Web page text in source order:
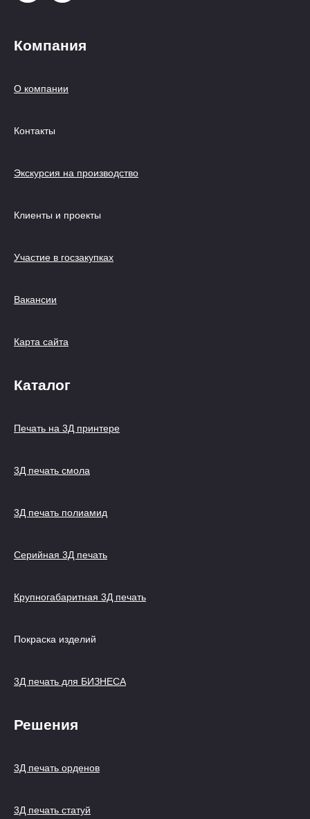
Компания
О компании
Контакты
Экскурсия на производство
Клиенты и проекты
Участие в госзакупках
Вакансии
Карта сайта
Каталог
Печать на 3Д принтере
3Д печать смола
3Д печать полиамид
Серийная 3Д печать
Крупногабаритная 3Д печать
Покраска изделий
3Д печать для БИЗНЕСА
Решения
3Д печать орденов
3Д печать статуй